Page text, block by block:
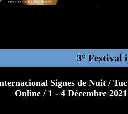
3° Festival
Signes de Nuit /
Online / 1 - 4 Décembre 2021